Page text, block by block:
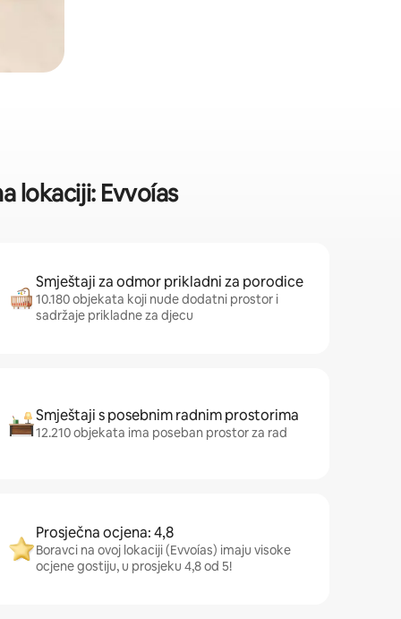
lokaciji: Evvoías
Smještaji za odmor prikladni za porodice
10.180 objekata koji nude dodatni prostor i
sadržaje prikladne za djecu
Smještaji s posebnim radnim prostorima
12.210 objekata ima poseban prostor za rad
Prosječna ocjena: 4,8
Boravci na ovoj lokaciji (Evvoías) imaju visoke
ocjene gostiju, u prosjeku 4,8 od 5!